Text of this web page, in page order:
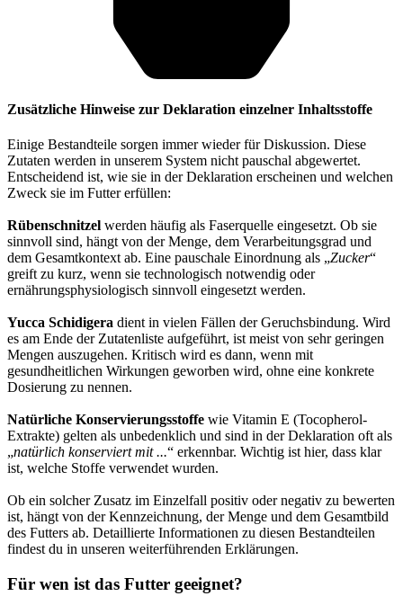
Zusätzliche Hinweise zur Deklaration einzelner Inhaltsstoffe
Einige Bestandteile sorgen immer wieder für Diskussion. Diese
Zutaten werden in unserem System nicht pauschal abgewertet.
Entscheidend ist, wie sie in der Deklaration erscheinen und welchen
Zweck sie im Futter erfüllen:
Rübenschnitzel werden häufig als Faserquelle eingesetzt. Ob sie
sinnvoll sind, hängt von der Menge, dem Verarbeitungsgrad und
dem Gesamtkontext ab. Eine pauschale Einordnung als „Zucker“
greift zu kurz, wenn sie technologisch notwendig oder
ernährungsphysiologisch sinnvoll eingesetzt werden.
Yucca Schidigera dient in vielen Fällen der Geruchsbindung. Wird
es am Ende der Zutatenliste aufgeführt, ist meist von sehr geringen
Mengen auszugehen. Kritisch wird es dann, wenn mit
gesundheitlichen Wirkungen geworben wird, ohne eine konkrete
Dosierung zu nennen.
Natürliche Konservierungsstoffe wie Vitamin E (Tocopherol-
Extrakte) gelten als unbedenklich und sind in der Deklaration oft als
„natürlich konserviert mit ...“ erkennbar. Wichtig ist hier, dass klar
ist, welche Stoffe verwendet wurden.
Ob ein solcher Zusatz im Einzelfall positiv oder negativ zu bewerten
ist, hängt von der Kennzeichnung, der Menge und dem Gesamtbild
des Futters ab. Detaillierte Informationen zu diesen Bestandteilen
findest du in unseren weiterführenden Erklärungen.
Für wen ist das Futter geeignet?